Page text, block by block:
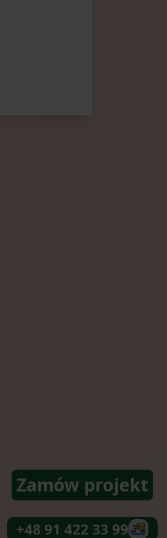
Zamów projekt
+48 91 422 33 99